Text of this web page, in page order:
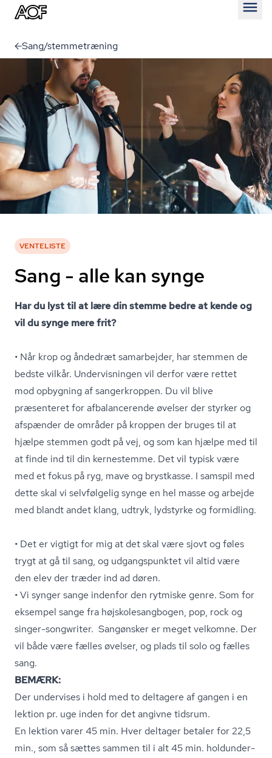
Sang/stemmetræning
VENTELISTE
Sang - alle kan synge
Har du lyst til at lære din stemme bedre at kende og
vil du synge mere frit?
• Når krop og åndedræt samarbejder, har stemmen de
bedste vilkår. Undervisningen vil derfor være rettet
mod opbygning af sangerkroppen. Du vil blive
præsenteret for afbalancerende øvelser der styrker og
afspænder de områder på kroppen der bruges til at
hjælpe stemmen godt på vej, og som kan hjælpe med til
at finde ind til din kernestemme. Det vil typisk være
med et fokus på ryg, mave og brystkasse. I samspil med
dette skal vi selvfølgelig synge en hel masse og arbejde
med blandt andet klang, udtryk, lydstyrke og formidling.
• Det er vigtigt for mig at det skal være sjovt og føles
trygt at gå til sang, og udgangspunktet vil altid være
den elev der træder ind ad døren.
• Vi synger sange indenfor den rytmiske genre. Som for
eksempel sange fra højsko­lesang­bo­gen, pop, rock og
singer-songwriter. Sangønsker er meget velkomne. Der
vil både være fælles øvelser, og plads til solo og fælles
sang.
BEMÆRK:
Der undervises i hold med to deltagere af gangen i en
lektion pr. uge inden for det angivne tidsrum.
En lektion varer 45 min. Hver deltager betaler for 22,5
min., som så sættes sammen til i alt 45 min. hol­dun­der­